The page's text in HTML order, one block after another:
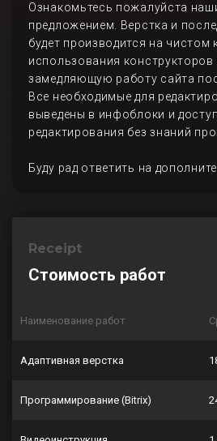
Ознакомьтесь пожалуйста
предложением. Верстка и
будет производится на чистом
использования конструкторов
замедляющую работу сайта
Все необходимые для
выведены в инфоблоки и
редактирования без знаний
Буду рад ответить на
Receipt
Стоимость работ
Наименование работ
Адаптивная верстка
Программирование (Bitrix)